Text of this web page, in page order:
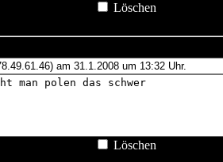
Löschen
Löschen